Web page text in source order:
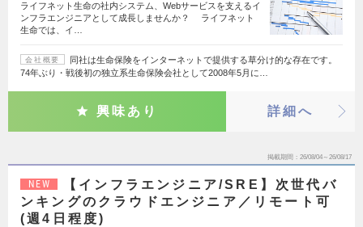
ライフネット生命の社内システム、Webサービスを支えるイ
ンフラエンジニアとして成長しませんか？ ライフネット
生命では、イ…
会社概要
同社は生命保険をインターネットで提供する草分け的な存在です。
74年ぶり・戦後初の独立系生命保険会社として2008年5月に…
興味あり 詳細へ
掲載期間 26/08/04～26/08/17
NEW
【インフラエンジニア/SRE】次世代バ
ンキングのクラウドエンジニア／リモート可
(週4日程度)